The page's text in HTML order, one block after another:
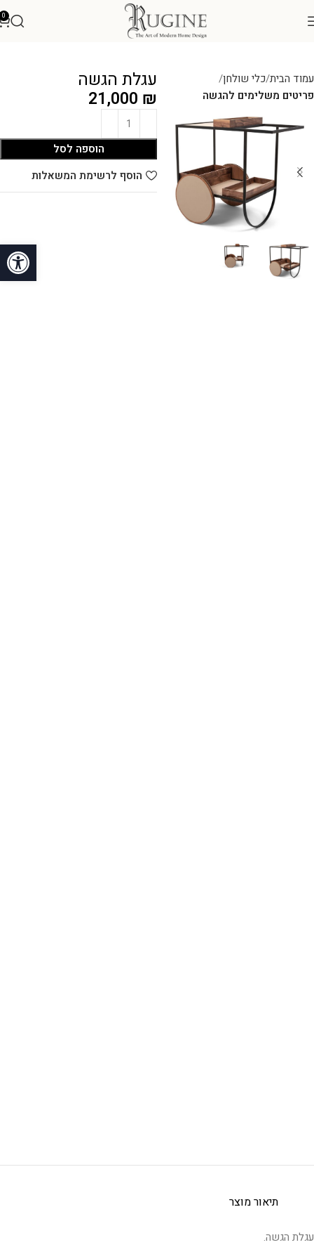
פתח
0
עמוד הבית כלי שולחן
פריטים משלימים להגשה
עגלת הגשה
21,000 ₪
הוספה לסל
הוסף לרשימת המשאלות
תיאור מוצר
עגלת הגשה.